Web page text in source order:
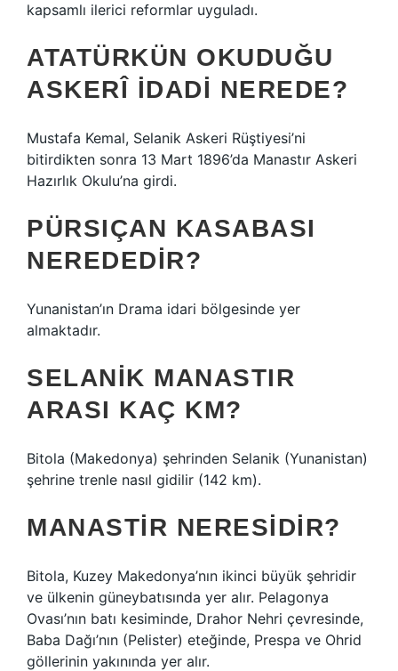
kapsamlı ilerici reformlar uyguladı.
ATATÜRKÜN OKUDUĞU
ASKERÎ IDADI NEREDE?
Mustafa Kemal, Selanik Askeri Rüştiyesi’ni
bitirdikten sonra 13 Mart 1896’da Manastır Askeri
Hazırlık Okulu’na girdi.
PÜRSIÇAN KASABASI
NEREDEDIR?
Yunanistan’ın Drama idari bölgesinde yer
almaktadır.
SELANIK MANASTIR
ARASI KAÇ KM?
Bitola (Makedonya) şehrinden Selanik (Yunanistan)
şehrine trenle nasıl gidilir (142 km).
MANASTIR NERESIDIR?
Bitola, Kuzey Makedonya’nın ikinci büyük şehridir
ve ülkenin güneybatısında yer alır. Pelagonya
Ovası’nın batı kesiminde, Drahor Nehri çevresinde,
Baba Dağı’nın (Pelister) eteğinde, Prespa ve Ohrid
göllerinin yakınında yer alır.